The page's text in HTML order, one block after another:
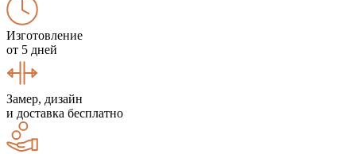
Изготовление
от 5 дней
Замер, дизайн
и доставка бесплатно